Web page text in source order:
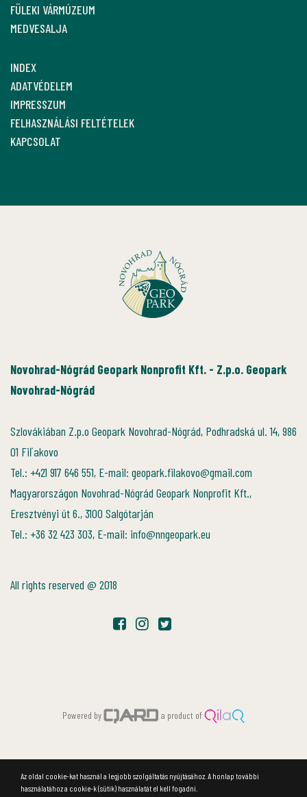
FÜLEKI VÁRMÚZEUM
MEDVESALJA
INDEX
ADATVÉDELEM
IMPRESSZUM
FELHASZNÁLÁSI FELTÉTELEK
KAPCSOLAT
Novohrad-Nógrád Geopark Nonprofit Kft. - Z.p.o. Geopark
Novohrad-Nógrád
Szlovákiában Z.p.o Geopark Novohrad-Nógrád, Podhradská ul. 14, 986
01 Fiľakovo
Tel.: +421 917 646 551, E-mail: geopark.filakovo@gmail.com
Magyarországon Novohrad-Nógrád Geopark Nonprofit Kft.,
Eresztvényi út 6., 3100 Salgótarján
Tel.: +36 32 423 303, E-mail: info@nngeopark.eu
All rights reserved @ 2018
Powered by a product of
Az oldal cookie-kat használ a legjobb szolgáltatás nyújtásához. A honlap további
használatához a cookie-k (sütik) használatát el kell fogadni.